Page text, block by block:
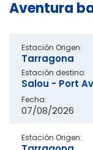
Aventura
Estación Origen:
Tarragona
Estación destino:
Salou - Port
Fecha:
07/08/2026
Estación Origen: